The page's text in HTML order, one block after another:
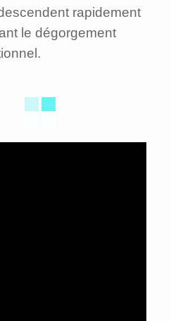
rapidement
le dégorgement